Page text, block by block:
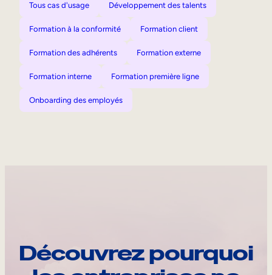
Tous cas d'usage Développement des talents
Formation à la conformité Formation client
Formation des adhérents Formation externe
Formation interne Formation première ligne
Onboarding des employés
Découvrez pourquoi